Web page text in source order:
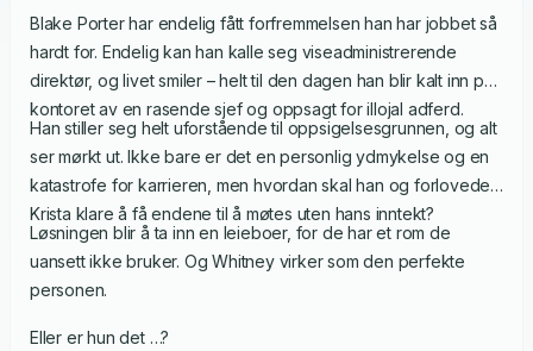
Blake Porter har endelig fått forfremmelsen han har jobbet så
hardt for. Endelig kan han kalle seg viseadministrerende
direktør, og livet smiler – helt til den dagen han blir kalt inn på
kontoret av en rasende sjef og oppsagt for illojal adferd.
Han stiller seg helt uforstående til oppsigelsesgrunnen, og alt
ser mørkt ut. Ikke bare er det en personlig ydmykelse og en
katastrofe for karrieren, men hvordan skal han og forloveden
Krista klare å få endene til å møtes uten hans inntekt?
Løsningen blir å ta inn en leieboer, for de har et rom de
uansett ikke bruker. Og Whitney virker som den perfekte
personen.
Eller er hun det …?